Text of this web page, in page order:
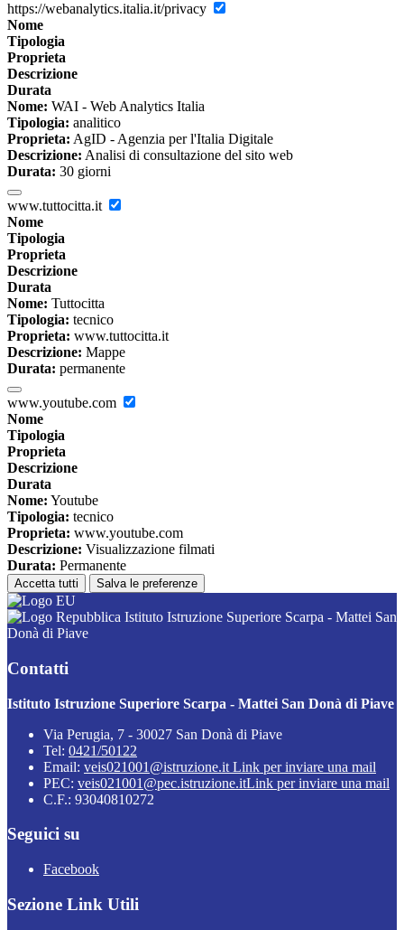
https://webanalytics.italia.it/privacy
Nome
Tipologia
Proprieta
Descrizione
Durata
Nome: WAI - Web Analytics Italia
Tipologia: analitico
Proprieta: AgID - Agenzia per l'Italia Digitale
Descrizione: Analisi di consultazione del sito web
Durata: 30 giorni
www.tuttocitta.it
Nome
Tipologia
Proprieta
Descrizione
Durata
Nome: Tuttocitta
Tipologia: tecnico
Proprieta: www.tuttocitta.it
Descrizione: Mappe
Durata: permanente
www.youtube.com
Nome
Tipologia
Proprieta
Descrizione
Durata
Nome: Youtube
Tipologia: tecnico
Proprieta: www.youtube.com
Descrizione: Visualizzazione filmati
Durata: Permanente
Accetta tutti Salva le preferenze
Istituto Istruzione Superiore Scarpa - Mattei San
Donà di Piave
Contatti
Istituto Istruzione Superiore Scarpa - Mattei San Donà di Piave
Via Perugia, 7 - 30027 San Donà di Piave
Tel: 0421/50122
Email: veis021001@istruzione.it Link per inviare una mail
PEC: veis021001@pec.istruzione.itLink per inviare una mail
C.F.: 93040810272
Seguici su
Facebook
Sezione Link Utili